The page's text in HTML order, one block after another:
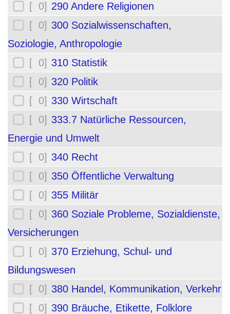
[ 0] 290 Andere Religionen
[ 0] 300 Sozialwissenschaften,
Soziologie, Anthropologie
[ 0] 310 Statistik
[ 0] 320 Politik
[ 0] 330 Wirtschaft
[ 0] 333.7 Natürliche Ressourcen,
Energie und Umwelt
[ 0] 340 Recht
[ 0] 350 Öffentliche Verwaltung
[ 0] 355 Militär
[ 0] 360 Soziale Probleme, Sozialdienste,
Versicherungen
[ 0] 370 Erziehung, Schul- und
Bildungswesen
[ 0] 380 Handel, Kommunikation, Verkehr
[ 0] 390 Bräuche, Etikette, Folklore